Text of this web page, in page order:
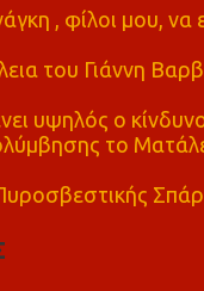
, φίλοι μου,
του Γιάννη
υψηλός ο
το